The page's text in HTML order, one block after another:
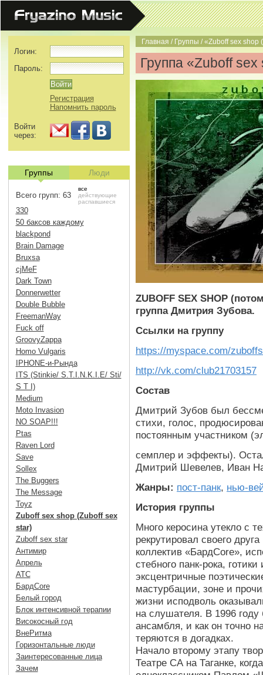
Главная / Группы /«Zuboff sex shop
Группа «Zuboff
ZUBOFF SEX SHOP (
группа Дмитрия Зубова.
Ссылки на группу
https://myspace.com/
http://vk.com/club21703157
Состав
Дмитрий Зубов был
стихи, голос,
постоянным участником
семплер и эффекты).
Дмитрий Шевелев, Иван
Жанры: пост-панк, нью-
История группы
Много керосина утекло с
рекрутировал своего
коллектив «БардCore»,
стебного панк-рока,
эксцентричные
мастурбации, зоне и
жизни исподволь
на слушателя. В 1996
ансамбля, и как он точно
теряются в догадках.
Начало второму этапу
Театре СА на Таганке,
Логин:
Пароль:
Регистрация
Напомнить пароль
Войти
через:
Группы Люди
Всего групп: 63
все
действующие
распавшиеся
330
50 баксов каждому
blackpond
Brain Damage
Bruxsa
cjMeF
Dark Town
Donnerwetter
Double Bubble
FreemanWay
Fuck off
GroovyZappa
Homo Vulgaris
IPHONE-и-Рында
ITS (Stinkie/ S.T.I.N.K.I.E/ Sti/
S T I)
Medium
Moto Invasion
NO SOAP!!!
Ptas
Raven Lord
Save
Sollex
The Buggers
The Message
Toyz
Zuboff sex shop (Zuboff sex
star)
Zuboff sex star
Антимир
Апрель
АТС
БардCore
Белый город
Блок интенсивной терапии
Високосный год
ВнеРитма
Горизонтальные люди
Заинтересованные лица
Зачем